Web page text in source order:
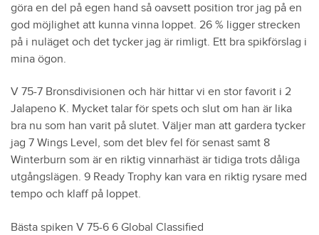
göra en del på egen hand så oavsett position tror jag på en
god möjlighet att kunna vinna loppet. 26 % ligger strecken
på i nuläget och det tycker jag är rimligt. Ett bra spikförslag i
mina ögon.
V 75-7 Bronsdivisionen och här hittar vi en stor favorit i 2
Jalapeno K. Mycket talar för spets och slut om han är lika
bra nu som han varit på slutet. Väljer man att gardera tycker
jag 7 Wings Level, som det blev fel för senast samt 8
Winterburn som är en riktig vinnarhäst är tidiga trots dåliga
utgångslägen. 9 Ready Trophy kan vara en riktig rysare med
tempo och klaff på loppet.
Bästa spiken V 75-6 6 Global Classified